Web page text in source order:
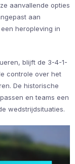
aanvallende opties
aan
heropleving in
blijft de 3-4-1-
controle over het
De historische
en teams een
wedstrijdsituaties.